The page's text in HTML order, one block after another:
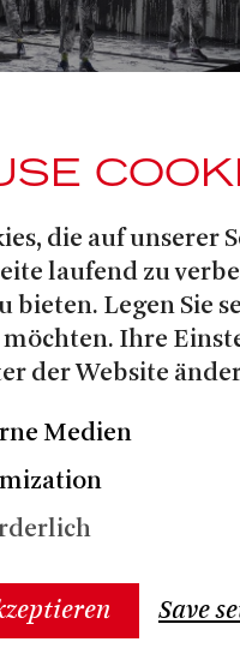
Daniel Johannes Mayr
die auf unserer
laufend zu
bieten. Legen Sie
möchten. Ihre
der Website
Medien
Save